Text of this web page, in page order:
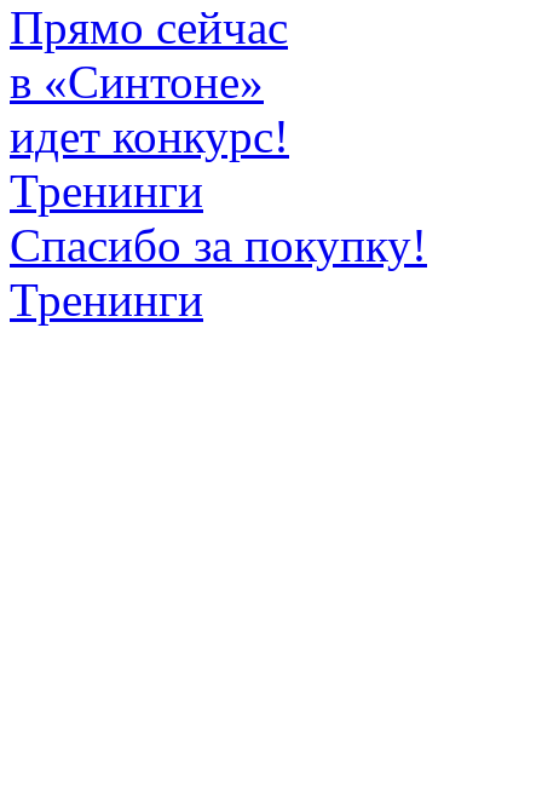
Прямо сейчас
в «Синтоне»
идет конкурс!
Тренинги
Спасибо за покупку!
Тренинги